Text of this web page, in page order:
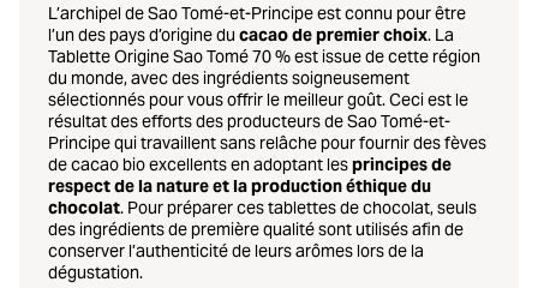
L’archipel de Sao Tomé-et-Principe est connu pour être
l’un des pays d’origine du cacao de premier choix. La
Tablette Origine Sao Tomé 70 % est issue de cette région
du monde, avec des ingrédients soigneusement
sélectionnés pour vous offrir le meilleur goût. Ceci est le
résultat des efforts des producteurs de Sao Tomé-et-
Principe qui travaillent sans relâche pour fournir des fèves
de cacao bio excellents en adoptant lesprincipes de
respect de la nature et la production éthique du
chocolat. Pour préparer ces tablettes de chocolat, seuls
des ingrédients de première qualité sont utilisés afin de
conserver l’authenticité de leurs arômes lors de la
dégustation.